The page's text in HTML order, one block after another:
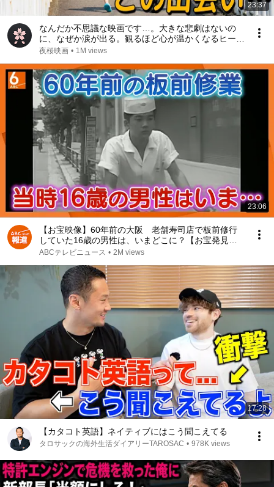
23:37
なんだか不思議な映画です…。大きな悲劇はないの
に、なぜか涙が出る。観るほど心が温かくなるヒーリ
ング映画【映画紹介】
夜桜映画 • 1M views
23:06
【お宝映像】60年前の大阪 老舗寿司店で板前修行
していた16歳の男性は、いまどこに？【お宝発見！
関西いまむかし】
ABCテレビニュース • 2M views
17:28
【カタコト英語】ネイティブにはこう聞こえてる
タロサックの海外生活ダイアリーTAROSAC • 978K views